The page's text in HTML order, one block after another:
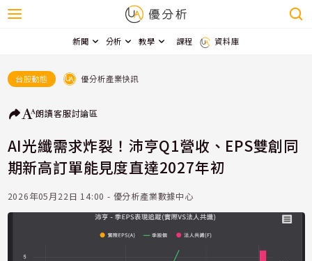
新聞 分析 教學 課程 資料庫
台股動態 優分析產業快訊
朗讀客服討論區
AI光纖需求炸裂！沛亨Q1營收、EPS雙創同
期新高訂單能見度直達2027年初
2026年05月22日 14:00 - 優分析產業數據中心